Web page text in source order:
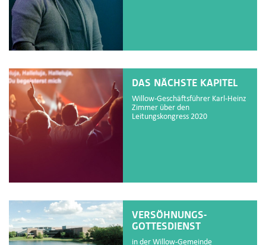
DAS NÄCHSTE KAPITEL
Willow-Geschäftsführer Karl-Heinz
Zimmer über den
Leitungskongress 2020
VERSÖHNUNGS-
GOTTESDIENST
in der Willow-Gemeinde